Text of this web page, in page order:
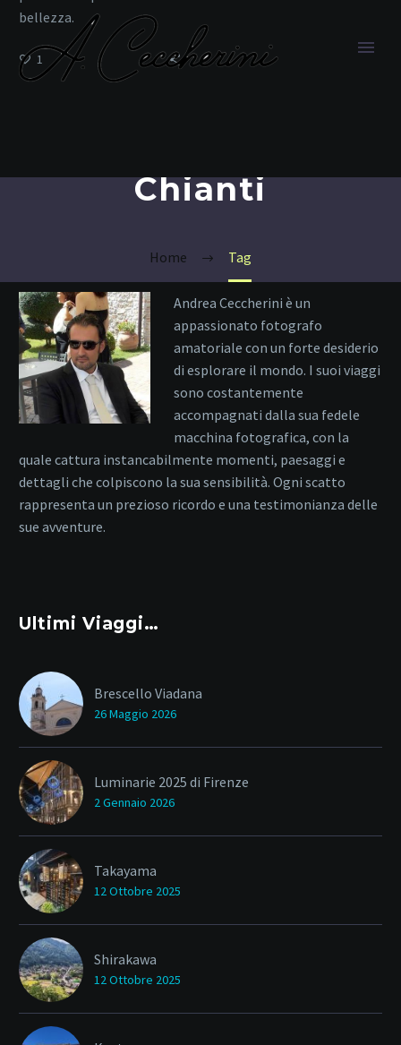
Chianti
Home Tag
bellezza.
1
Andrea Ceccherini è un
appassionato fotografo
amatoriale con un forte desiderio
di esplorare il mondo. I suoi viaggi
sono costantemente
accompagnati dalla sua fedele
macchina fotografica, con la
quale cattura instancabilmente momenti, paesaggi e
dettagli che colpiscono la sua sensibilità. Ogni scatto
rappresenta un prezioso ricordo e una testimonianza delle
sue avventure.
Ultimi Viaggi…
Brescello Viadana
26 Maggio 2026
Luminarie 2025 di Firenze
2 Gennaio 2026
Takayama
12 Ottobre 2025
Shirakawa
12 Ottobre 2025